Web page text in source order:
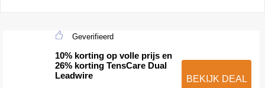
Geverifieerd
10% korting op volle prijs en
26% korting TensCare Dual
Leadwire
BEKIJK DEAL